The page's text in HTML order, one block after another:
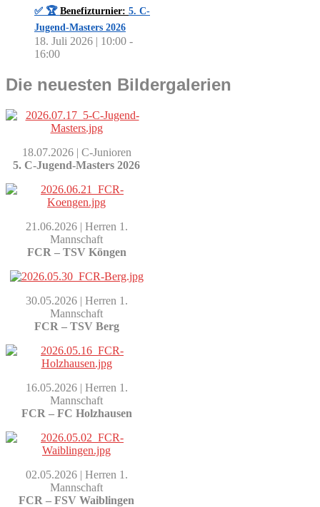
✅ 🏆Benefizturnier: 5. C-
Jugend-Masters 2026
18. Juli 2026 | 10:00 -
16:00
Die neuesten Bildergalerien
18.07.2026 | C-Junioren
5. C-Jugend-Masters 2026
21.06.2026 | Herren 1.
Mannschaft
FCR – TSV Köngen
30.05.2026 | Herren 1.
Mannschaft
FCR – TSV Berg
16.05.2026 | Herren 1.
Mannschaft
FCR – FC Holzhausen
02.05.2026 | Herren 1.
Mannschaft
FCR – FSV Waiblingen